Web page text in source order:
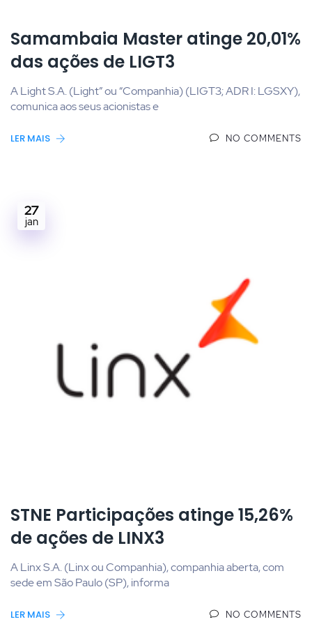
Samambaia Master atinge 20,01%
das ações de LIGT3
A Light S.A. (Light” ou “Companhia) (LIGT3; ADR I: LGSXY),
comunica aos seus acionistas e
LER MAIS NO COMMENTS
27
jan
STNE Participações atinge 15,26%
de ações de LINX3
A Linx S.A. (Linx ou Companhia), companhia aberta, com
sede em São Paulo (SP), informa
LER MAIS NO COMMENTS